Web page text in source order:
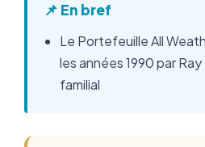
📌 En bref
Le Portefeuille All
les années 1990 par
familial